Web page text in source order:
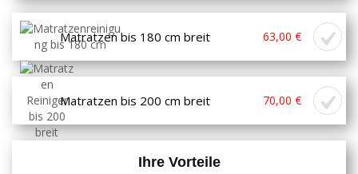
Matratzen bis 180 cm breit 63,00 €
Matratzen bis 200 cm breit 70,00 €
Ihre Vorteile